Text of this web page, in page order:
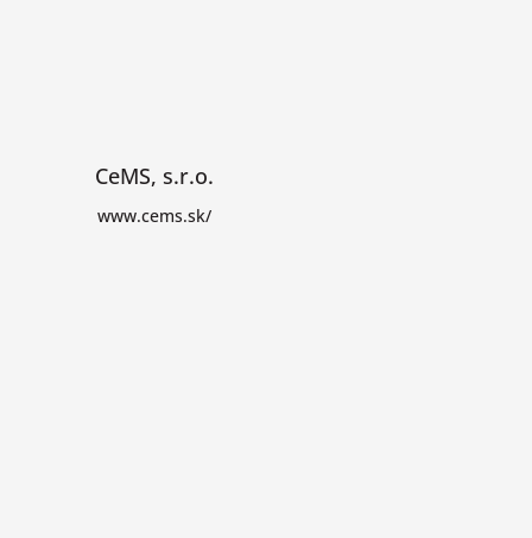
CeMS, s.r.o.
www.cems.sk/